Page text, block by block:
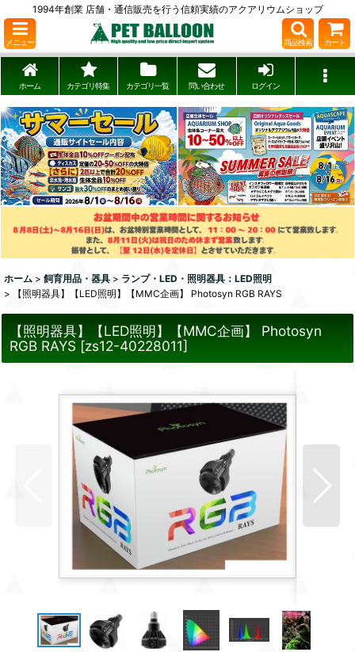
1994年創業 店舗・通信販売を行う信頼実績のアクアリウムショップ
メニュー 商品検索 カート
ホーム カテゴリ特集 カテゴリ一覧 問い合わせ ログイン
ホーム > 飼育用品・器具 > ランプ・LED・照明器具：LED照明
>
【照明器具】【LED照明】【MMC企画】 Photosyn RGB RAYS
【照明器具】【LED照明】【MMC企画】 Photosyn
RGB RAYS [zs12-40228011]